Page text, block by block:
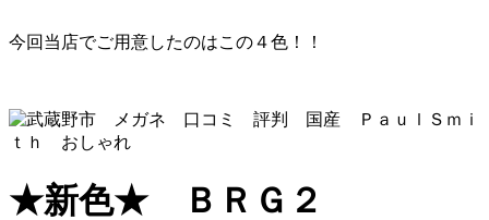
今回当店でご用意したのはこの４色！！
★新色★ ＢＲＧ２